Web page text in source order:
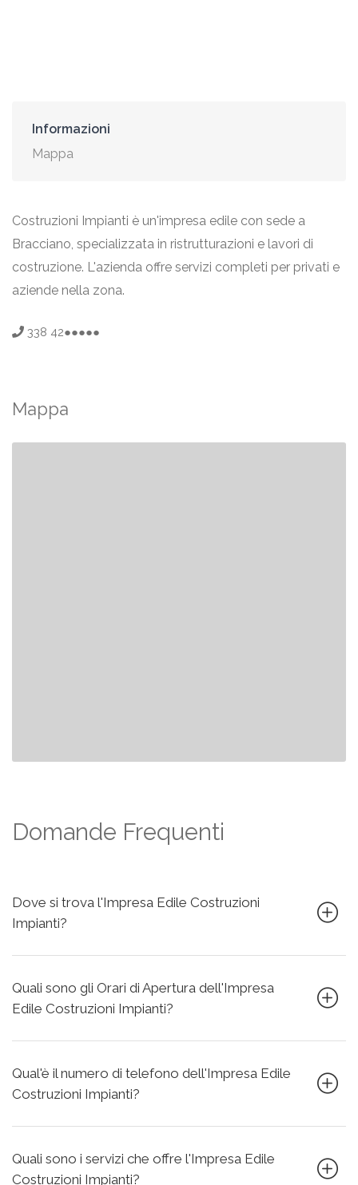
Informazioni
Mappa
Costruzioni Impianti è un'impresa edile con sede a
Bracciano, specializzata in ristrutturazioni e lavori di
costruzione. L'azienda offre servizi completi per privati e
aziende nella zona.
338 42●●●●●
Mappa
Domande Frequenti
Dove si trova l'Impresa Edile Costruzioni
Impianti?
Quali sono gli Orari di Apertura dell'Impresa
Edile Costruzioni Impianti?
Qual'è il numero di telefono dell'Impresa Edile
Costruzioni Impianti?
Quali sono i servizi che offre l'Impresa Edile
Costruzioni Impianti?